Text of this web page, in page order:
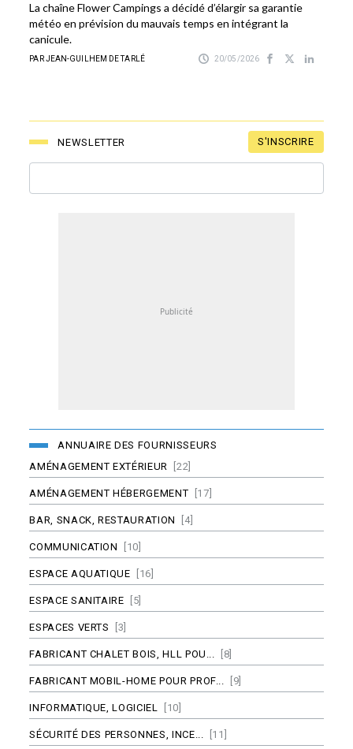
La chaîne Flower Campings a décidé d’élargir sa garantie
météo en prévision du mauvais temps en intégrant la
canicule.
PAR JEAN-GUILHEM DE TARLÉ 20/05/2026
NEWSLETTER S'INSCRIRE
ANNUAIRE DES FOURNISSEURS
AMÉNAGEMENT EXTÉRIEUR [22]
AMÉNAGEMENT HÉBERGEMENT [17]
BAR, SNACK, RESTAURATION [4]
COMMUNICATION [10]
ESPACE AQUATIQUE [16]
ESPACE SANITAIRE [5]
ESPACES VERTS [3]
FABRICANT CHALET BOIS, HLL POU... [8]
FABRICANT MOBIL-HOME POUR PROF... [9]
INFORMATIQUE, LOGICIEL [10]
SÉCURITÉ DES PERSONNES, INCE... [11]